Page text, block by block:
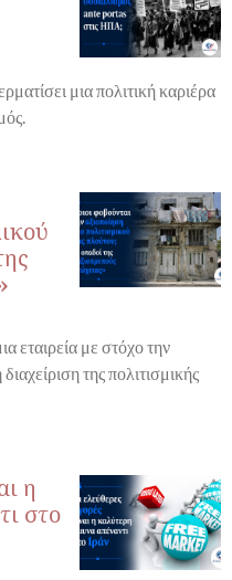
μια πολιτική καριέρα
εταιρεία με στόχο την
της πολιτισμικής
η
στο